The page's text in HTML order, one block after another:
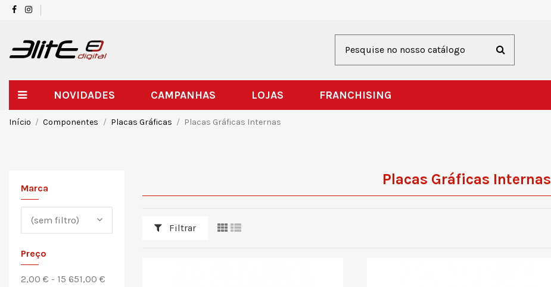
NOVIDADES CAMPANHAS LOJAS FRANCHISING
Início Componentes Placas Gráficas Placas Gráficas Internas
Placas Gráficas Internas
Filtrar
Marca
(sem filtro)
Preço
2,00 € - 15 651,00 €